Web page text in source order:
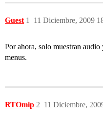
Guest 11 Diciembre, 2009
1
Por ahora, solo muestran
menus.
RTOmip 11 Diciembre,
2